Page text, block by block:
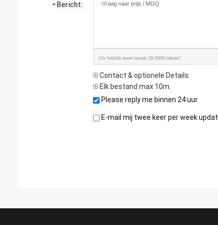
Bericht:
Uw bericht moet tussen 20-3000 tekens!
Contact & optionele Details
Elk bestand max 10m.
Please reply me binnen 24 uur.
E-mail mij twee keer per week